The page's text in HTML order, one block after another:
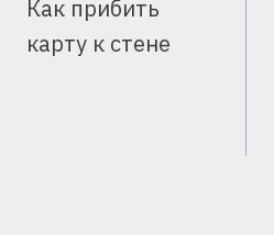
Как прибить
карту к стене